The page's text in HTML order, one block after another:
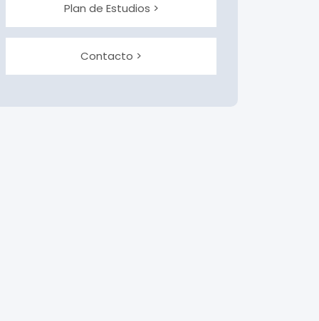
Plan de Estudios >
Contacto >